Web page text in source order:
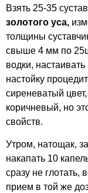
Взять 25-35
золотого уса,
толщины
свыше 4 мм по
водки,
настойку
сиреневатый
коричневый, но
свойств.
Утром, натощак,
накапать 10
сразу не глотать,
прием в той же